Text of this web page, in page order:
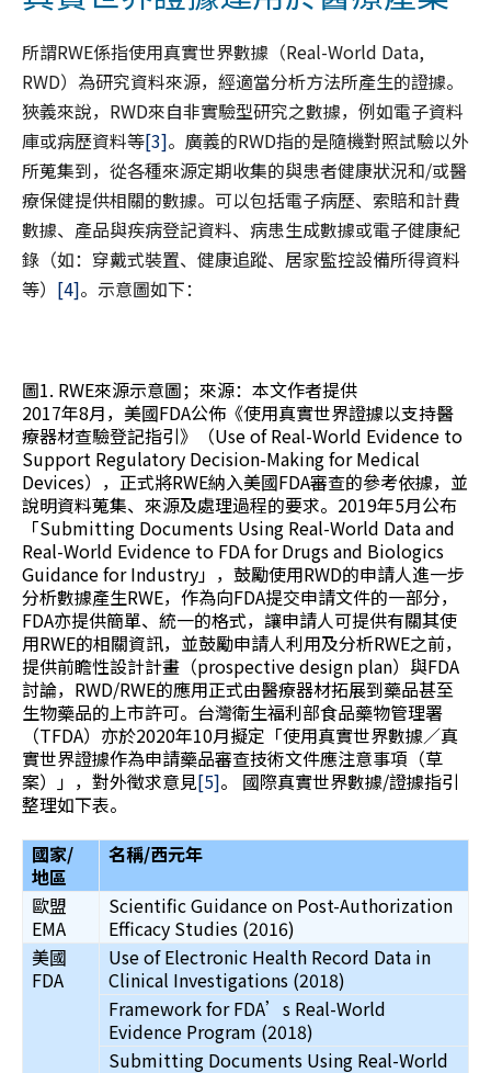
所謂RWE係指使用真實世界數據（Real-World Data,
RWD）為研究資料來源，經適當分析方法所產生的證據。
狹義來說，RWD來自非實驗型研究之數據，例如電子資料
庫或病歷資料等[3]。廣義的RWD指的是隨機對照試驗以外
所蒐集到，從各種來源定期收集的與患者健康狀況和/或醫
療保健提供相關的數據。可以包括電子病歷、索賠和計費
數據、產品與疾病登記資料、病患生成數據或電子健康紀
錄（如：穿戴式裝置、健康追蹤、居家監控設備所得資料
等） [4]。示意圖如下：
圖1. RWE來源示意圖；來源：本文作者提供
2017年8月，美國FDA公佈《使用真實世界證據以支持醫
療器材查驗登記指引》（Use of Real-World Evidence to
Support Regulatory Decision-Making for Medical
Devices），正式將RWE納入美國FDA審查的參考依據，並
說明資料蒐集、來源及處理過程的要求。2019年5月公布
「Submitting Documents Using Real-World Data and
Real-World Evidence to FDA for Drugs and Biologics
Guidance for Industry」，鼓勵使用RWD的申請人進一步
分析數據產生RWE，作為向FDA提交申請文件的一部分，
FDA亦提供簡單、統一的格式，讓申請人可提供有關其使
用RWE的相關資訊，並鼓勵申請人利用及分析RWE之前，
提供前瞻性設計計畫（prospective design plan）與FDA
討論，RWD/RWE的應用正式由醫療器材拓展到藥品甚至
生物藥品的上市許可。台灣衛生福利部食品藥物管理署
（TFDA）亦於2020年10月擬定「使用真實世界數據／真
實世界證據作為申請藥品審查技術文件應注意事項（草
案）」，對外徵求意見[5]。 國際真實世界數據/證據指引
整理如下表。
國家/
地區
名稱/西元年
歐盟
EMA
Scientific Guidance on Post-Authorization
Efficacy Studies (2016)
美國
FDA
Use of Electronic Health Record Data in
Clinical Investigations (2018)
Framework for FDA’s Real-World
Evidence Program (2018)
Submitting Documents Using Real-World